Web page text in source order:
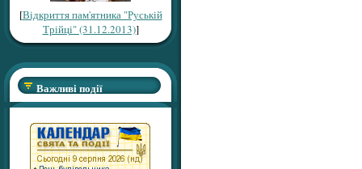
[Відкриття пам'ятника "Руській
Трійці" (31.12.2013)]
Важливі події